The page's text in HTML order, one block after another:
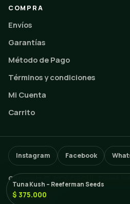
Tuna Kush – Reeferman Seeds
$ 375.000
COMPRA
Envíos
Garantías
Método de Pago
Términos y condiciones
Mi Cuenta
Carrito
Instagram Facebook
Copyright © 2026 GROUI. Todos
Volver arriba